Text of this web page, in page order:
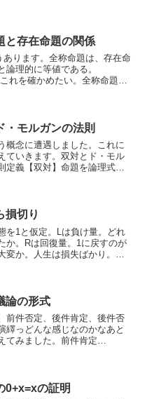
も頻繁に聞く言...
と存在命題の関係
あります。全称命題は、存在命
論理的に等値である。
れを確かめたい。全称命題否
・モルガンの法則
概念に遭遇しました。これに
ていきます。双対とド・モル
定義【双対】命題を論理式と
...
損切り
を1と仮定。Lは負け量。どれ
か。Rは回復量。1に戻すのが
変か。人生は損失ばかり。僕
と仮定し...
論の形式
前件否定、後件肯定、後件否
繹っどんな感じなのかなあと
てみました。前件肯定
0+x=xの証明